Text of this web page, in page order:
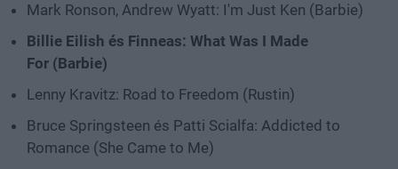
Mark Ronson, Andrew Wyatt: I'm Just Ken (Barbie)
Billie Eilish és Finneas: What Was I Made
For (Barbie)
Lenny Kravitz: Road to Freedom (Rustin)
Bruce Springsteen és Patti Scialfa: Addicted to
Romance (She Came to Me)